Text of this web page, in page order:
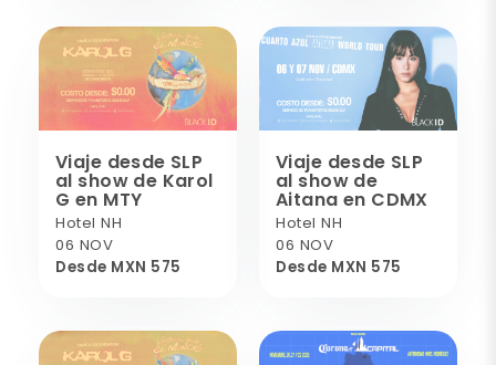
Viaje desde SLP
al show de Karol
G en MTY
Hotel NH
06 NOV
Desde MXN 575
Viaje desde SLP
al show de
Aitana en CDMX
Hotel NH
06 NOV
Desde MXN 575